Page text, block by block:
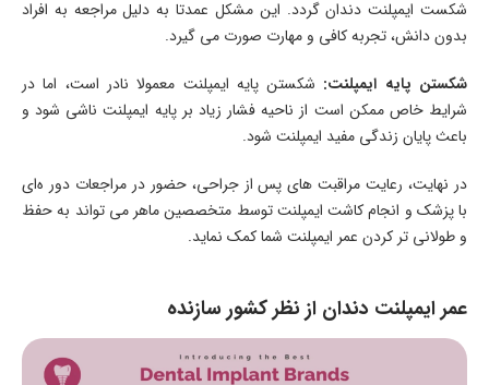
شکست ایمپلنت دندان گردد. این مشکل عمدتا به دلیل مراجعه به افراد
بدون دانش، تجربه کافی و مهارت صورت می ‌گیرد.
شکستن پایه ایمپلنت: شکستن پایه ایمپلنت معمولا نادر است، اما در
شرایط خاص ممکن است از ناحیه فشار زیاد بر پایه ایمپلنت ناشی شود و
باعث پایان زندگی مفید ایمپلنت شود.
در نهایت، رعایت مراقبت ‌های پس از جراحی، حضور در مراجعات دور ه‌ای
با پزشک و انجام کاشت ایمپلنت توسط متخصصین ماهر می ‌تواند به حفظ
و طولانی ‌تر کردن عمر ایمپلنت شما کمک نماید.
عمر ایمپلنت دندان از نظر کشور سازنده